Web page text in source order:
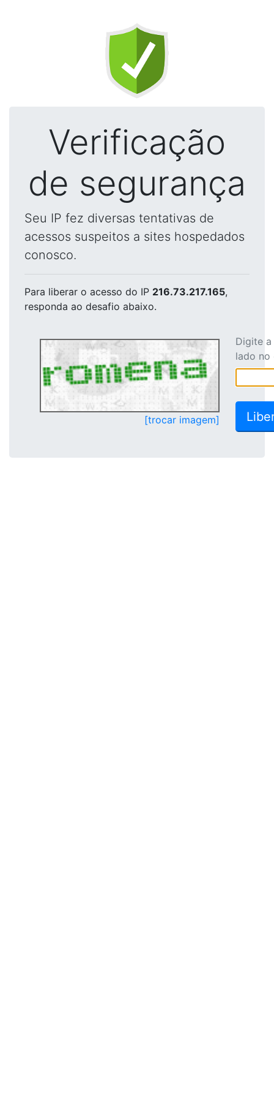
Verificação
de segurança
Seu IP fez diversas tentativas de
acessos suspeitos a sites hospedados
conosco.
Para liberar o acesso do IP 216.73.217.165,
responda ao desafio abaixo.
[trocar imagem]
Digite
lado no